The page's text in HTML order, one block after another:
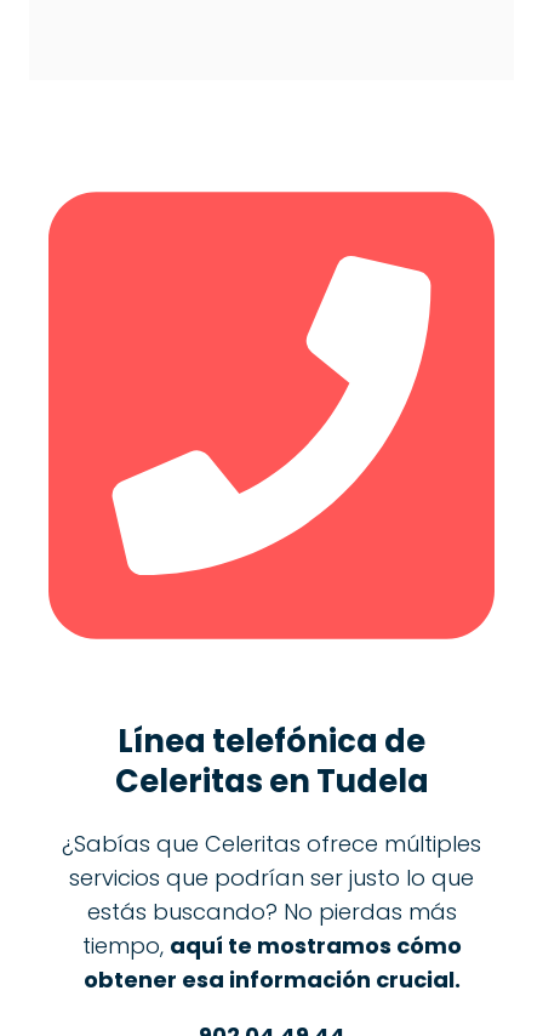
Línea telefónica de
Celeritas en Tudela
¿Sabías que Celeritas ofrece múltiples
servicios que podrían ser justo lo que
estás buscando? No pierdas más
tiempo, aquí te mostramos cómo
obtener esa información crucial.